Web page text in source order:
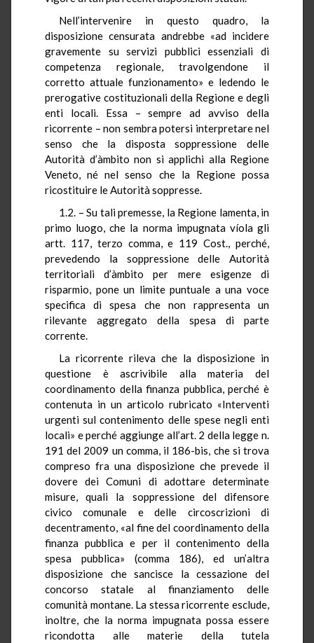
Nell’intervenire in questo quadro, la
disposizione censurata andrebbe «ad incidere
gravemente su servizi pubblici essenziali di
competenza regionale, travolgendone il
corretto attuale funzionamento» e ledendo le
prerogative costituzionali della Regione e degli
enti locali. Essa – sempre ad avviso della
ricorrente – non sembra potersi interpretare nel
senso che la disposta soppressione delle
Autorità d’àmbito non si applichi alla Regione
Veneto, né nel senso che la Regione possa
ricostituire le Autorità soppresse.
1.2. – Su tali premesse, la Regione lamenta, in
primo luogo, che la norma impugnata víola gli
artt. 117, terzo comma, e 119 Cost., perché,
prevedendo la soppressione delle Autorità
territoriali d’àmbito per mere esigenze di
risparmio, pone un limite puntuale a una voce
specifica di spesa che non rappresenta un
rilevante aggregato della spesa di parte
corrente.
La ricorrente rileva che la disposizione in
questione è ascrivibile alla materia del
coordinamento della finanza pubblica, perché è
contenuta in un articolo rubricato «Interventi
urgenti sul contenimento delle spese negli enti
locali» e perché aggiunge all’art. 2 della legge n.
191 del 2009 un comma, il 186-bis, che si trova
compreso fra una disposizione che prevede il
dovere dei Comuni di adottare determinate
misure, quali la soppressione del difensore
civico comunale e delle circoscrizioni di
decentramento, «al fine del coordinamento della
finanza pubblica e per il contenimento della
spesa pubblica» (comma 186), ed un’altra
disposizione che sancisce la cessazione del
concorso statale al finanziamento delle
comunità montane. La stessa ricorrente esclude,
inoltre, che la norma impugnata possa essere
ricondotta alle materie della tutela